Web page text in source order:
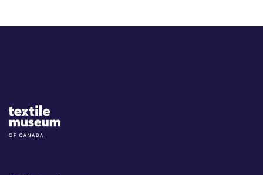
Site Logo